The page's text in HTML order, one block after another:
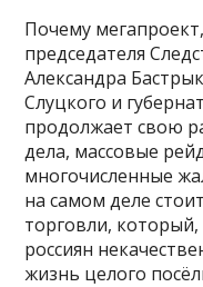
Почему
председателя
Александра
Слуцкого и
продолжает свою
дела, массовые
многочисленные
на самом деле
торговли,
россиян
жизнь целого